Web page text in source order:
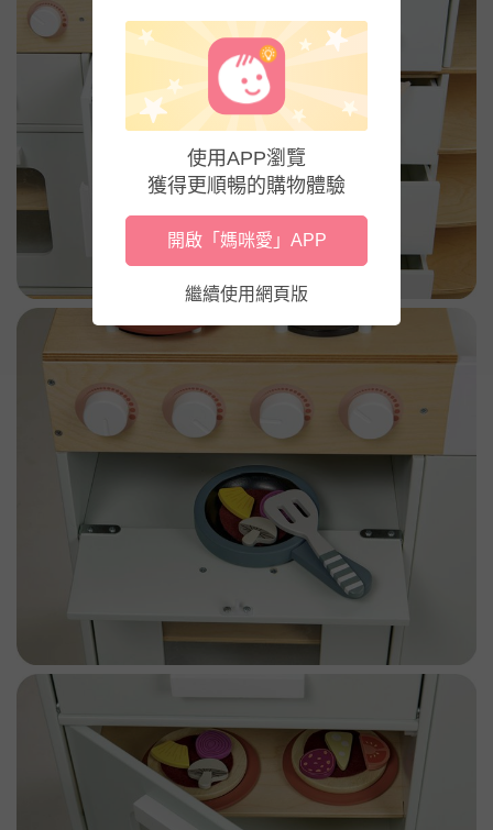
使用APP瀏覽
獲得更順暢的購物體驗
開啟「媽咪愛」APP
繼續使用網頁版